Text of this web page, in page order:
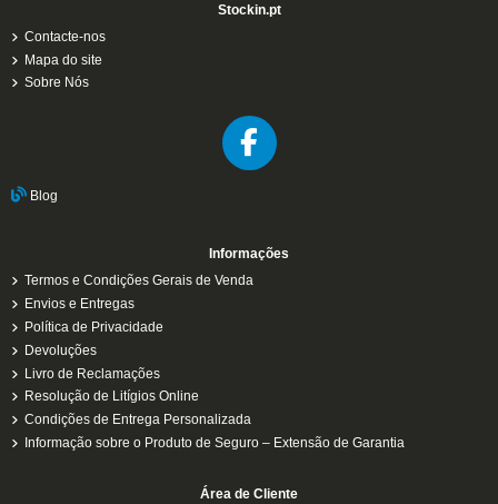
Stockin.pt
Contacte-nos
Mapa do site
Sobre Nós
Blog
Informações
Termos e Condições Gerais de Venda
Envios e Entregas
Política de Privacidade
Devoluções
Livro de Reclamações
Resolução de Litígios Online
Condições de Entrega Personalizada
Informação sobre o Produto de Seguro – Extensão de Garantia
Área de Cliente